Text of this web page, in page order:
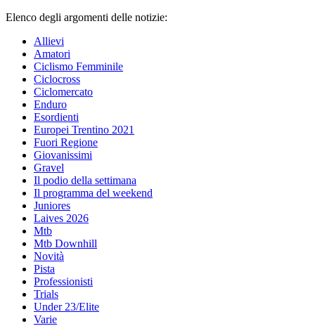
Elenco degli argomenti delle notizie:
Allievi
Amatori
Ciclismo Femminile
Ciclocross
Ciclomercato
Enduro
Esordienti
Europei Trentino 2021
Fuori Regione
Giovanissimi
Gravel
Il podio della settimana
Il programma del weekend
Juniores
Laives 2026
Mtb
Mtb Downhill
Novità
Pista
Professionisti
Trials
Under 23/Elite
Varie